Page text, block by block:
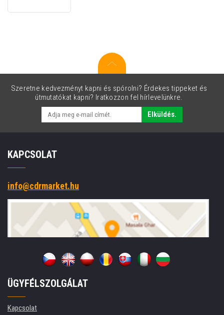
A33K050
Szeretne kedvezményt kapni és spórolni? Érdekes tippeket és
útmutatókat kapni? Iratkozzon fel hírlevelünkre.
Elküldés.
KAPCSOLAT
info@cdrmarket.hu
ÜGYFÉLSZOLGÁLAT
Kapcsolat